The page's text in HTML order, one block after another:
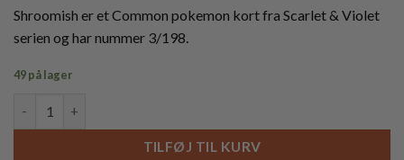
Shroomish er et Common pokemon kort fra Scarlet & Violet
serien og har nummer 3/198.
49 på lager
TILFØJ TIL KURV